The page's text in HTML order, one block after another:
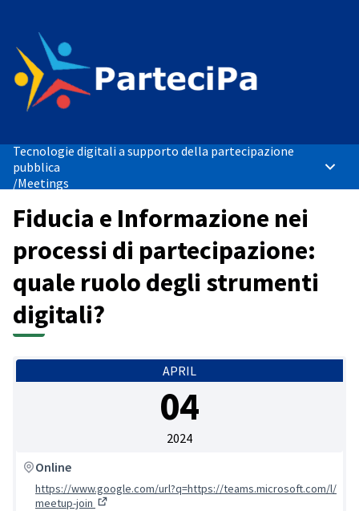
Tecnologie digitali a supporto della partecipazione
pubblica
/Meetings
Main
Fiducia e Informazione nei
processi di partecipazione:
quale ruolo degli strumenti
digitali?
APRIL
04
2024
Online
https://www.google.com/url?q=https://teams.microsoft.com/l/
meetup-join